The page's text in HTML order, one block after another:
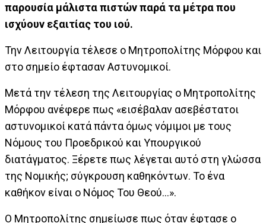
παρουσία μάλιστα πιστών παρά τα μέτρα που
ισχύουν εξαιτίας του ιού.
Την Λειτουργία τέλεσε ο Μητροπολίτης Μόρφου και
στο σημείο έφτασαν Αστυνομικοί.
Μετά την τέλεση της Λειτουργίας ο Μητροπολίτης
Μόρφου ανέφερε πως «εισέβαλαν ασεβέστατοι
αστυνομικοί κατά πάντα όμως νόμιμοι με τους
Νόμους του Προεδρικού και Υπουργικού
διατάγματος. Ξέρετε πως λέγεται αυτό στη γλώσσα
της Νομικής; σύγκρουση καθηκόντων. Το ένα
καθήκον είναι ο Νόμος Του Θεού…».
Ο Μητροπολίτης σημείωσε πως όταν έφτασε ο